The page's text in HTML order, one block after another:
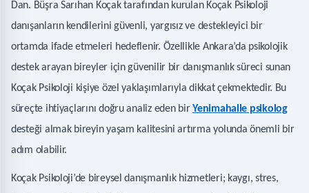
Dan. Büşra Sarıhan Koçak tarafından kurulan Koçak Psikoloji
danışanların kendilerini güvenli, yargısız ve destekleyici bir
ortamda ifade etmeleri hedeflenir. Özellikle Ankara’da psikolojik
destek arayan bireyler için güvenilir bir danışmanlık süreci sunan
Koçak Psikoloji kişiye özel yaklaşımlarıyla dikkat çekmektedir. Bu
süreçte ihtiyaçlarını doğru analiz eden birYenimahalle psikolog
desteği almak bireyin yaşam kalitesini artırma yolunda önemli bir
adım olabilir.
Koçak Psikoloji’de bireysel danışmanlık hizmetleri; kaygı, stres,